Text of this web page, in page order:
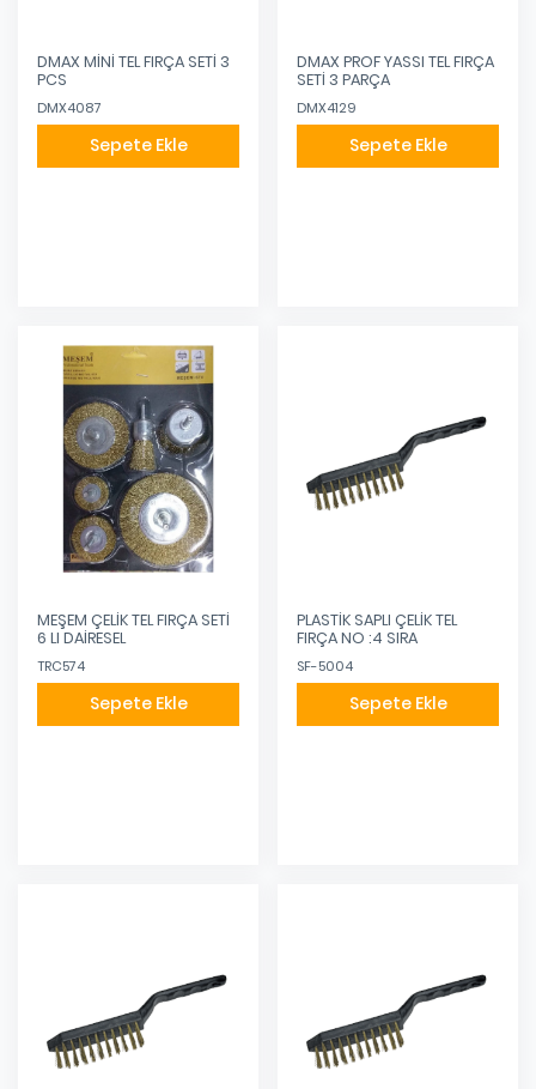
DMAX MİNİ TEL FIRÇA SETİ 3
PCS
DMX4087
Sepete Ekle
DMAX PROF YASSI TEL FIRÇA
SETİ 3 PARÇA
DMX4129
Sepete Ekle
MEŞEM ÇELİK TEL FIRÇA SETİ
6 LI DAİRESEL
TRC574
Sepete Ekle
PLASTİK SAPLI ÇELİK TEL
FIRÇA NO :4 SIRA
SF-5004
Sepete Ekle